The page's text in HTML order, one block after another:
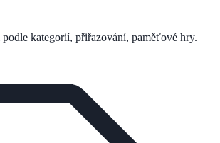
kategorií, přiřazování, paměťové hry.